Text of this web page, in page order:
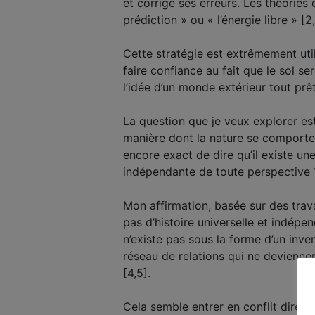
prédiction » ou « l’énergie libre »
Cette stratégie est extrêmement
faire confiance au fait que le sol
l’idée d’un monde extérieur tout
La question que je veux explorer
manière dont la nature se
encore exact de dire qu’il existe
indépendante de toute perspective
Mon affirmation, basée sur des
pas d’histoire universelle et
n’existe pas sous la forme d’un
réseau de relations qui ne
[4,5].
Cela semble entrer en conflit direct